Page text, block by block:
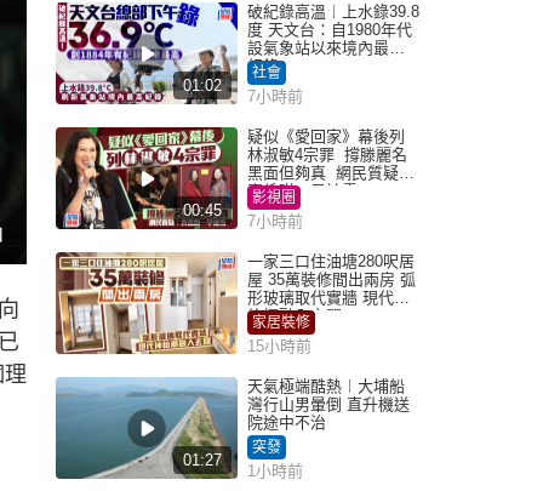
01:02
破紀錄高溫︱上水錄39.8
度 天文台：自1980年代
設氣象站以來境內最高
紀錄
社會
7小時前
00:45
疑似《愛回家》幕後列
林淑敏4宗罪 撐滕麗名
黑面但夠真 網民質疑：
真係咁一早被雪
影視圈
7小時前
一家三口住油塘280呎居
屋 35萬裝修間出兩房 弧
形玻璃取代實牆 現代神
枱櫃融入玄關
家居裝修
15小時前
01:27
天氣極端酷熱︱大埔船
灣行山男暈倒 直升機送
院途中不治
突發
1小時前